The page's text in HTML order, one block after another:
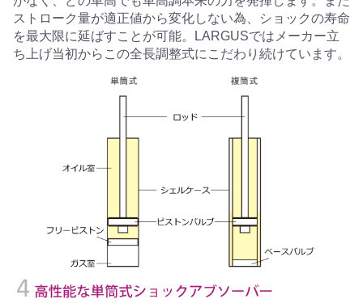
ストローク量が適正値から変化しない為、ショックの寿命
を最大限に延ばすことが可能。LARGUSではメーカー立
ち上げ当初からこの全長調整式にこだわり続けています。